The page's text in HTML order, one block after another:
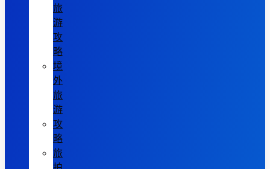
旅
游
攻
略
境
外
旅
游
攻
略
旅